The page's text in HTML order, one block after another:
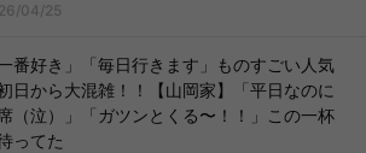
04/25
一番好き」「毎日行きます」ものすごい人気
日から大混雑！！【山岡家】「平日なのに
（泣）」「ガツンとくる〜！！」この一杯
ってた